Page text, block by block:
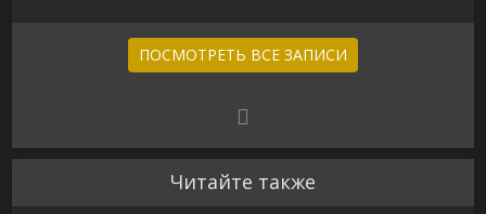
ПОСМОТРЕТЬ ВСЕ ЗАПИСИ
Читайте также